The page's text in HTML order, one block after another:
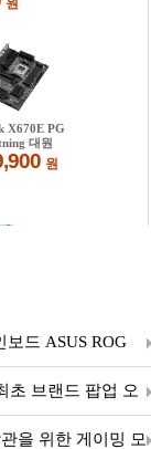
보드 ASUS ROG
초 브랜드 팝업 오
을 위한 게이밍 모